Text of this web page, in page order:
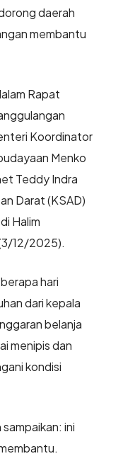
daerah
membantu
Rapat
Koordinator
Menko
Teddy Indra
Darat (KSAD)
Halim
12/2025).
hari
dari kepala
belanja
menipis dan
kondisi
ini